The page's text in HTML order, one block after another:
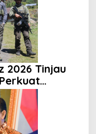
2026 Tinjau